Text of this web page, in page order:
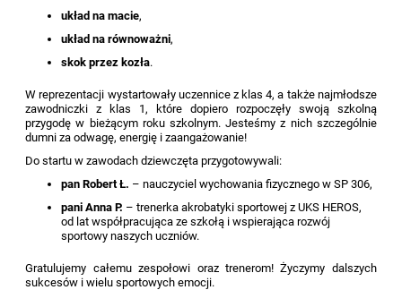
układ na macie,
układ na równoważni,
skok przez kozła.
W reprezentacji wystartowały uczennice z klas 4, a także najmłodsze
zawodniczki z klas 1, które dopiero rozpoczęły swoją szkolną
przygodę w bieżącym roku szkolnym. Jesteśmy z nich szczególnie
dumni za odwagę, energię i zaangażowanie!
Do startu w zawodach dziewczęta przygotowywali:
pan Robert Ł. – nauczyciel wychowania fizycznego w SP 306,
pani Anna P. – trenerka akrobatyki sportowej z UKS HEROS,
od lat współpracująca ze szkołą i wspierająca rozwój
sportowy naszych uczniów.
Gratulujemy całemu zespołowi oraz trenerom! Życzymy dalszych
sukcesów i wielu sportowych emocji.